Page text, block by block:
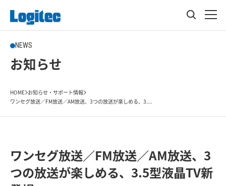
NEWS
お知らせ
HOME お知らせ・サポート情報
ワンセグ放送／FM放送／AM放送、3つの放送が楽しめる、3....
ワンセグ放送／FM放送／AM放送、3
つの放送が楽しめる、3.5型液晶TV新